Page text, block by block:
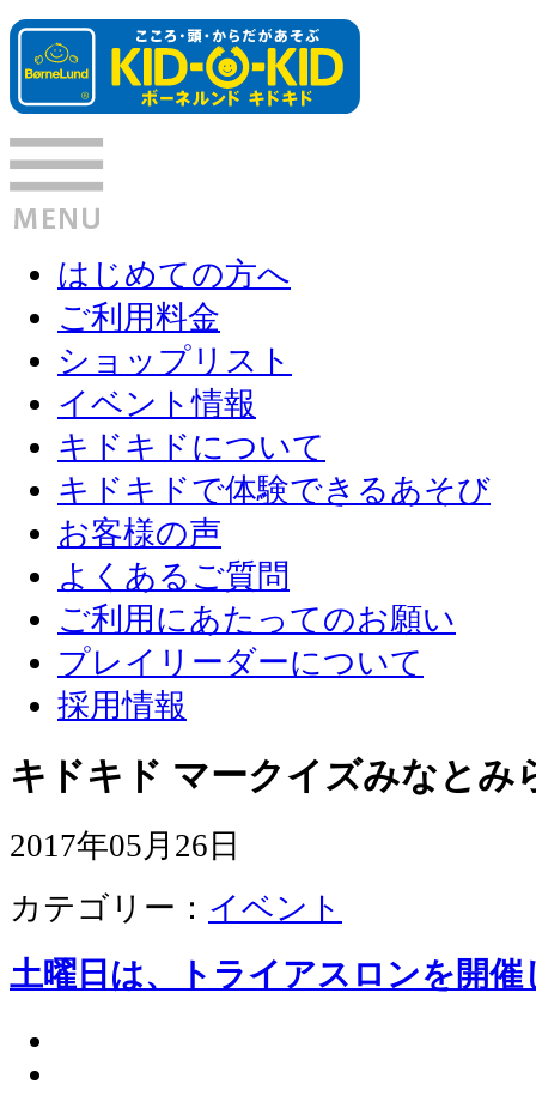
はじめての方へ
ご利用料金
ショップリスト
イベント情報
キドキドについて
キドキドで体験できるあそび
お客様の声
よくあるご質問
ご利用にあたってのお願い
プレイリーダーについて
採用情報
キドキド マークイズみなとみ
2017年05月26日
カテゴリー： イベント
土曜日は、トライアスロンを開催